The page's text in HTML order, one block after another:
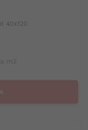
40x120
m2